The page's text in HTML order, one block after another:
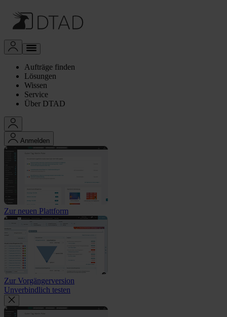
Aufträge finden
Lösungen
Wissen
Service
Über DTAD
Anmelden
Zur neuen Plattform
Zur Vorgängerversion
Unverbindlich testen